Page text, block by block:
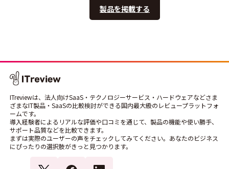
製品を掲載する
ITreviewは、法人向けSaaS・テクノロジーサービス・ハードウェアなどさま
ざまなIT製品・SaaSの比較検討ができる国内最大級のレビュープラットフォ
ームです。
導入経験者によるリアルな評価や口コミを通じて、製品の機能や使い勝手、
サポート品質などを比較できます。
まずは実際のユーザーの声をチェックしてみてください。あなたのビジネス
にぴったりの選択肢がきっと見つかります。